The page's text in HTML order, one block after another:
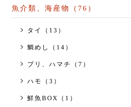
魚介類、海産物（76）
タイ（13）
鯛めし（14）
ブリ、ハマチ（7）
ハモ（3）
鮮魚BOX（1）